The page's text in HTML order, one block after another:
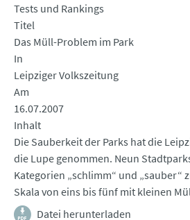
Tests und Rankings
Titel
Das Müll-Problem im Park
In
Leipziger Volkszeitung
Am
16.07.2007
Inhalt
Die Sauberkeit der Parks hat die
die Lupe genommen. Neun
Kategorien „schlimm“ und „sauber“
Skala von eins bis fünf mit kleinen
Datei herunterladen